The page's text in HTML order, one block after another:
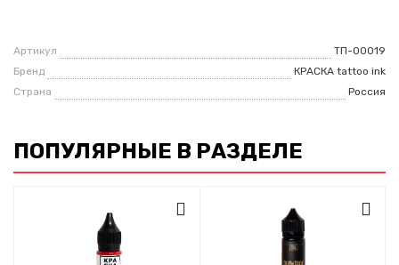
Артикул
ТП-00019
Бренд
КРАСКА tattoo ink
Страна
Россия
ПОПУЛЯРНЫЕ В РАЗДЕЛЕ